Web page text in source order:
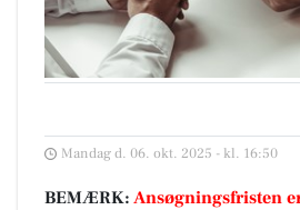
Mandag d. 06. okt. 2025 - kl. 16:50
BEMÆRK: Ansøgningsfristen